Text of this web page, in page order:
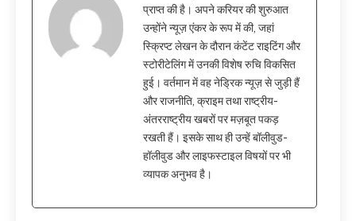
प्राप्त की है। अपने करियर की शुरुआत
उन्होंने न्यूज़ एंकर के रूप में की, जहां
स्क्रिप्ट लेखन के दौरान कंटेंट राइटिंग और
स्टोरीटेलिंग में उनकी विशेष रुचि विकसित
हुई। वर्तमान में वह नेड्रिक न्यूज़ से जुड़ी हैं
और राजनीति, क्राइम तथा राष्ट्रीय-
अंतरराष्ट्रीय खबरों पर मज़बूत पकड़
रखती हैं। इसके साथ ही उन्हें बॉलीवुड-
हॉलीवुड और लाइफस्टाइल विषयों पर भी
व्यापक अनुभव है।